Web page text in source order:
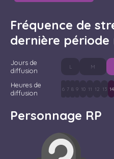
Fréquence de
dernière période
Jours de
diffusion
L M
Heures de
diffusion
6 7 8 9 10 11 12 13 14
Personnage RP